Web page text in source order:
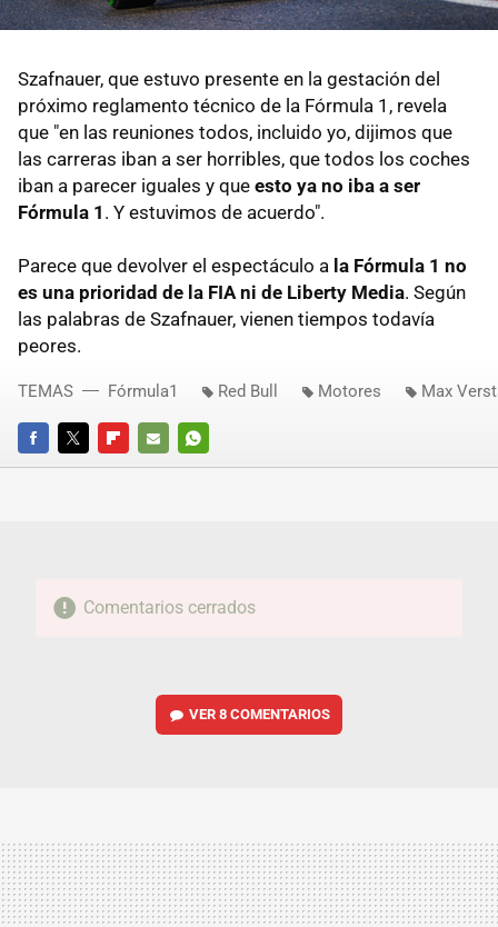
Szafnauer, que estuvo presente en la gestación del
próximo reglamento técnico de la Fórmula 1, revela
que "en las reuniones todos, incluido yo, dijimos que
las carreras iban a ser horribles, que todos los coches
iban a parecer iguales y que esto ya no iba a ser
Fórmula 1 . Y estuvimos de acuerdo".
Parece que devolver el espectáculo a la Fórmula 1 no
es una prioridad de la FIA ni de Liberty Media. Según
las palabras de Szafnauer, vienen tiempos todavía
peores.
FACEBOOKTWITTERFLIPBOARD
E-
WHATSAPP
TEMAS Fórmula1 Red Bull Motores Max
Comentarios cerrados
VER8 COMENTARIOS